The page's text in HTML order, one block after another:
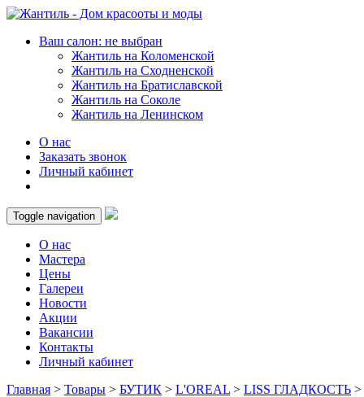
Ваш салон: не выбран
Жантиль на Коломенской
Жантиль на Сходненской
Жантиль на Братиславской
Жантиль на Соколе
Жантиль на Ленинском
О нас
Заказать звонок
Личный кабинет
Toggle navigation
О нас
Мастера
Цены
Галереи
Новости
Акции
Вакансии
Контакты
Личный кабинет
Главная > Товары > БУТИК > L'OREAL > LISS ГЛАДКОСТЬ >